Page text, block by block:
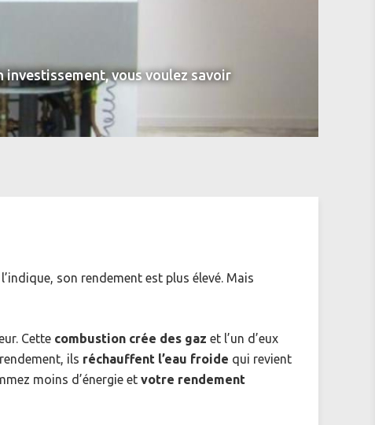
investissement, vous voulez savoir
son rendement est plus élevé. Mais
Cette combustion crée des gaz et l’un d’eux
ils réchauffent l’eau froide qui revient
moins d’énergie et votre rendement